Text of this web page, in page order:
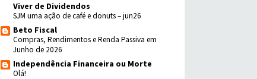
Viver de Dividendos
SJM uma ação de café e donuts – jun26
Beto Fiscal
Compras, Rendimentos e Renda Passiva em
Junho de 2026
Independência Financeira ou Morte
Olá!